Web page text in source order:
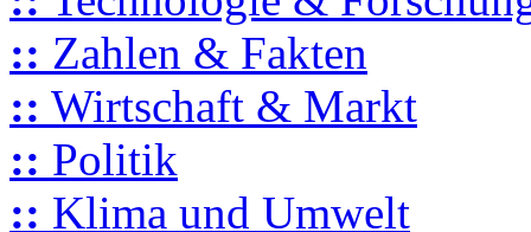
:: Zahlen & Fakten
:: Wirtschaft & Markt
:: Politik
:: Klima und Umwelt